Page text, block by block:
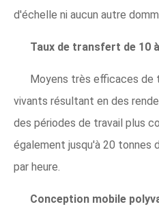
d'échelle ni aucun autre
Taux de transfert de 10
Moyens très efficaces de
vivants résultant en des
des périodes de travail plus
également jusqu'à 20 tonnes
par heure.
Conception mobile